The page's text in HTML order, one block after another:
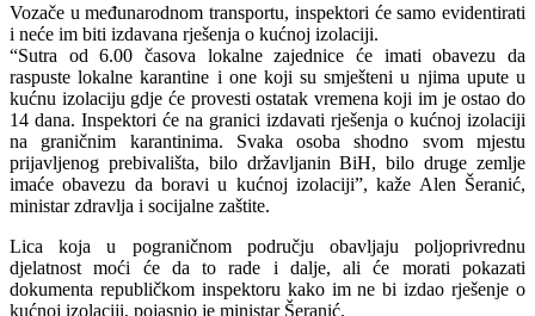
Vozače u međunarodnom transportu, inspektori će samo evidentirati
i neće im biti izdavana rješenja o kućnoj izolaciji.
“Sutra od 6.00 časova lokalne zajednice će imati obavezu da
raspuste lokalne karantine i one koji su smješteni u njima upute u
kućnu izolaciju gdje će provesti ostatak vremena koji im je ostao do
14 dana. Inspektori će na granici izdavati rješenja o kućnoj izolaciji
na graničnim karantinima. Svaka osoba shodno svom mjestu
prijavljenog prebivališta, bilo državljanin BiH, bilo druge zemlje
imaće obavezu da boravi u kućnoj izolaciji”, kaže Alen Šeranić,
ministar zdravlja i socijalne zaštite.
Lica koja u pograničnom području obavljaju poljoprivrednu
djelatnost moći će da to rade i dalje, ali će morati pokazati
dokumenta republičkom inspektoru kako im ne bi izdao rješenje o
kućnoj izolaciji, pojasnio je ministar Šeranić.